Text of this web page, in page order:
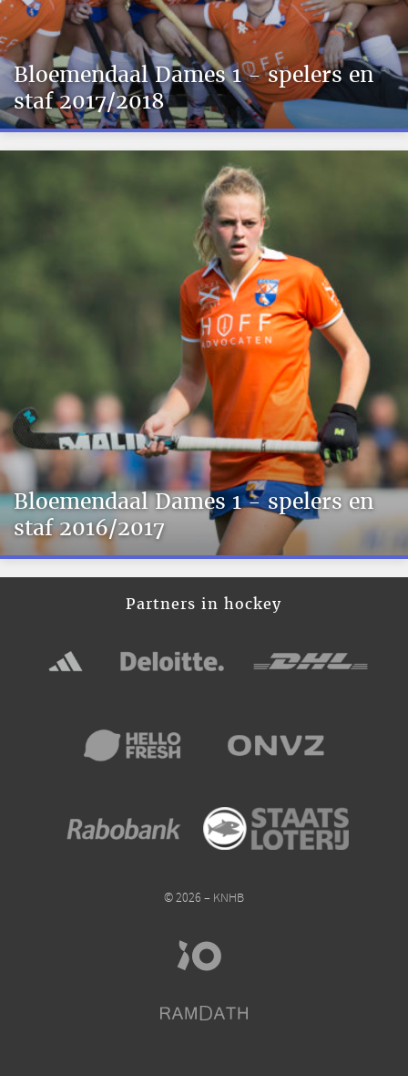
Bloemendaal Dames 1 - spelers en
staf 2017/2018
Bloemendaal Dames 1 - spelers en
staf 2016/2017
Partners in hockey
© 2026 – KNHB